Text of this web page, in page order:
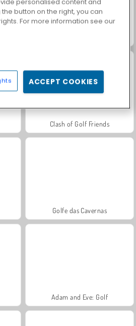
Clash of Golf Friends
Golfe das Cavernas
Adam and Eve: Golf
button on the right, you can
For more information see our
ACCEPT COOKIES